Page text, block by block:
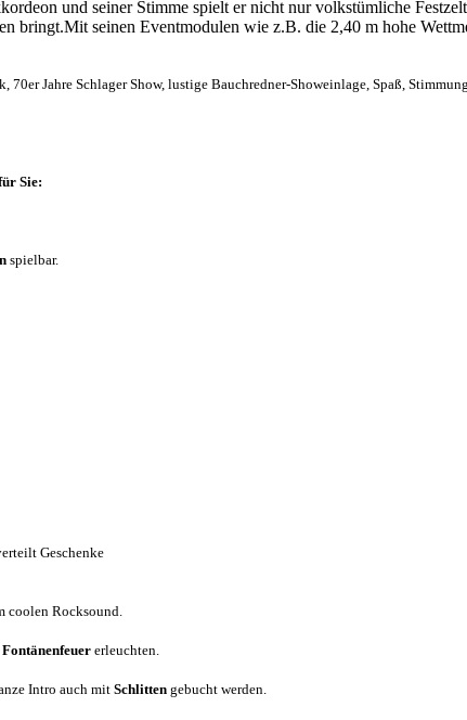
und seiner Stimme spielt er nicht nur volkstümliche
bringt.Mit seinen Eventmodulen wie z.B. die 2,40 m hohe
Jahre Schlager Show, lustige Bauchredner-Showeinlage, Spaß,
Sie:
spielbar.
Geschenke
Rocksound.
erleuchten.
Intro auch mit Schlitten gebucht werden.